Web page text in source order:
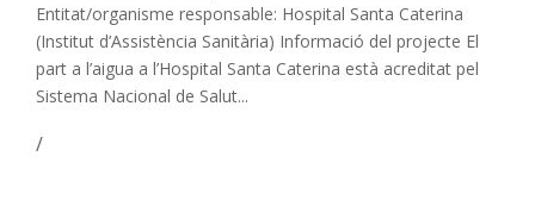
Entitat/organisme responsable: Hospital Santa Caterina
(Institut d’Assistència Sanitària) Informació del projecte El
part a l’aigua a l’Hospital Santa Caterina està acreditat pel
Sistema Nacional de Salut...